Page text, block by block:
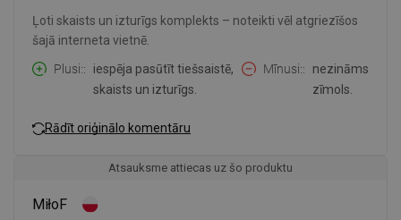
Ļoti skaists un izturīgs komplekts – noteikti vēl atgriezīšos
šajā interneta vietnē.
Plusi:
iespēja pasūtīt tiešsaistē,
skaists un izturīgs.
Mīnusi:
nezināms
zīmols.
Rādīt oriģinālo komentāru
Atsauksme attiecas uz šo produktu
MiłoF